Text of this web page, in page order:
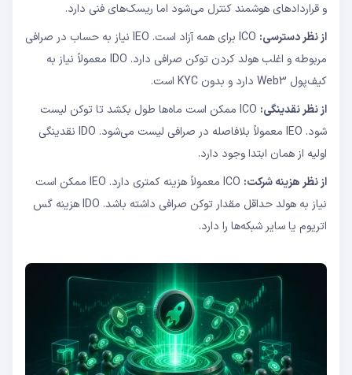
و قراردادهای هوشمند کنترل می‌شود اما ریسک‌های فنی دارد.
از نظر دسترسی:
ICO برای همه آزاد است. IEO نیاز به حساب در صرافی
مربوطه و اغلب هولد کردن توکن صرافی دارد. IDO معمولاً نیاز به
کیف‌پول Web3 دارد و بدون KYC است.
از نظر نقدینگی:
ICO ممکن است ماه‌ها طول بکشد تا توکن لیست
شود. IEO معمولاً بلافاصله در صرافی لیست می‌شود. IDO نقدینگی
اولیه از همان ابتدا وجود دارد.
از نظر هزینه شرکت:
ICO معمولاً هزینه کمتری دارد. IEO ممکن است
نیاز به هولد حداقل مقدار توکن صرافی داشته باشد. IDO هزینه گس
اتریوم یا سایر شبکه‌ها را دارد.